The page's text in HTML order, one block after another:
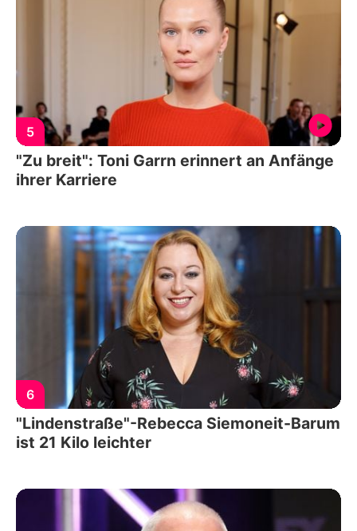
5
"Zu breit": Toni Garrn erinnert an Anfänge
ihrer Karriere
6
"Lindenstraße"-Rebecca Siemoneit-Barum
ist 21 Kilo leichter